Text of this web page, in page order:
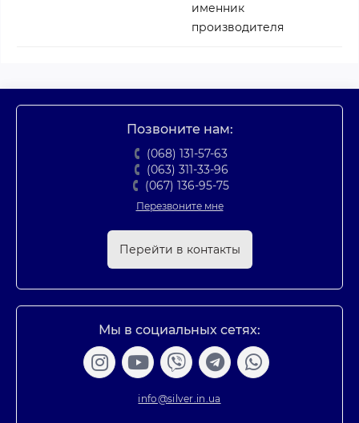
именник
производителя
Позвоните нам:
(068) 131-57-63
(063) 311-33-96
(067) 136-95-75
Перезвоните мне
Перейти в контакты
Мы в социальных сетях:
info@silver.in.ua